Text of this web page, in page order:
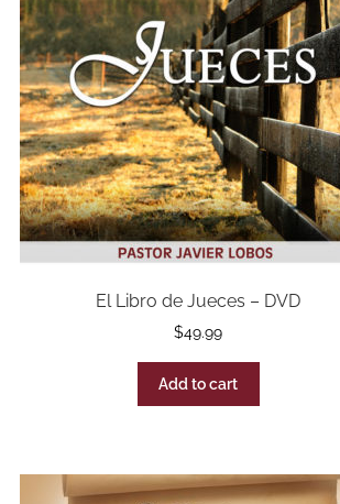
El Libro de Jueces – DVD
$49.99
Add to cart